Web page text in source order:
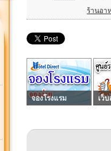
ร้านอา
จองโรงแรม เว็